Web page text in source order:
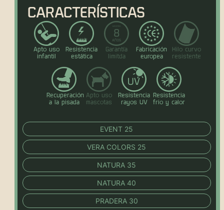
EVENT 25
VERA COLORS 25
NATURA 35
NATURA 40
PRADERA 30
CARACTERÍSTICAS
Apto uso
infantil
Resistencia
estática
Garantía
limitda
Fabricación
europea
Hilo curvo
resistente
Recuperación
a la pisada
Apto uso
mascotas
Resistencia
rayos UV
Resistencia
frio y calor